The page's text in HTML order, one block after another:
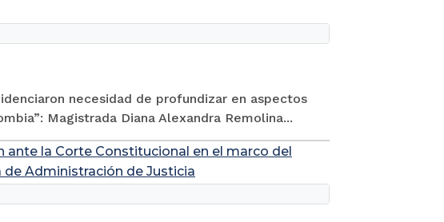
necesidad de profundizar en aspectos
Magistrada Diana Alexandra Remolina...
ante la Corte Constitucional en el marco del
Administración de Justicia